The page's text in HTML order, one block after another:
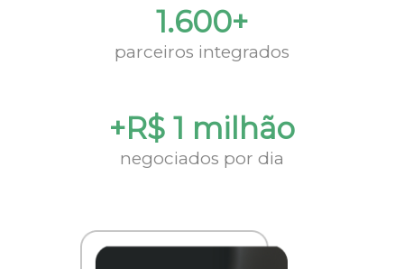
1.600+
parceiros integrados
+R$ 1 milhão
negociados por dia